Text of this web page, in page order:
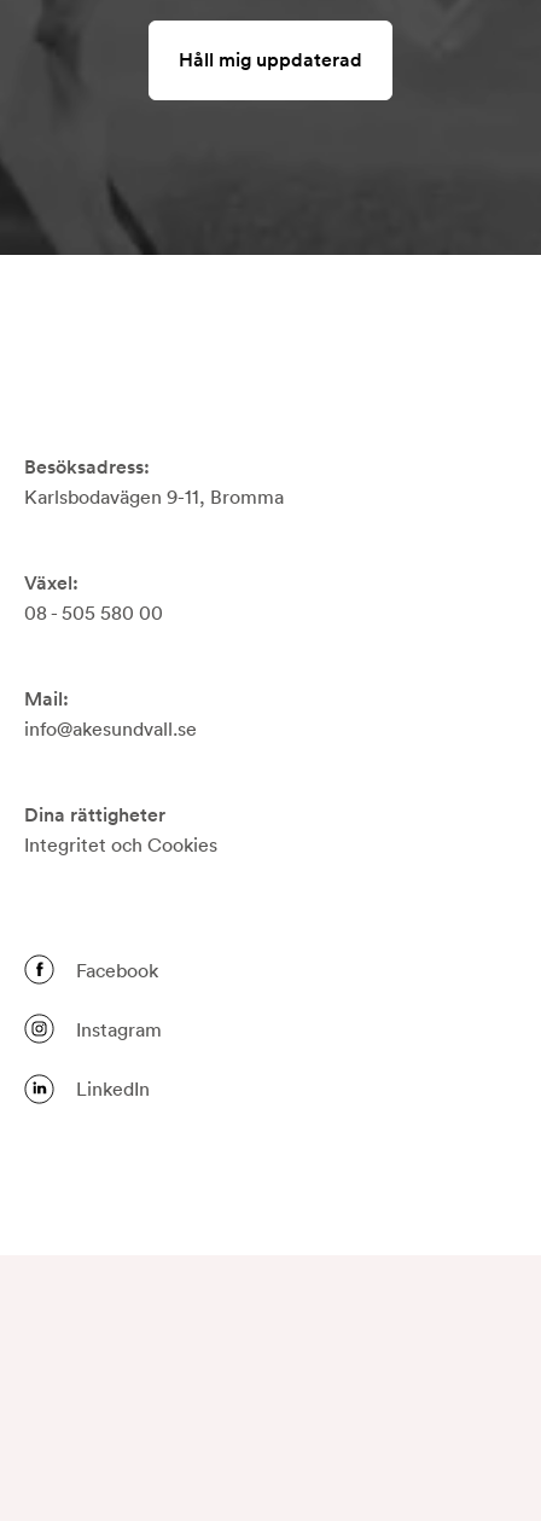
Håll mig uppdaterad
Besöksadress:
Karlsbodavägen 9-11, Bromma
Växel:
08 - 505 580 00
Mail:
info@akesundvall.se
Dina rättigheter
Integritet och Cookies
Facebook
Instagram
LinkedIn